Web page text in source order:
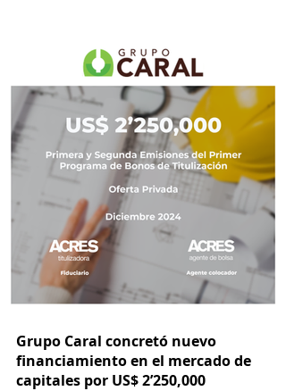
Grupo Caral concretó nuevo
financiamiento en el mercado de
capitales por US$ 2’250,000